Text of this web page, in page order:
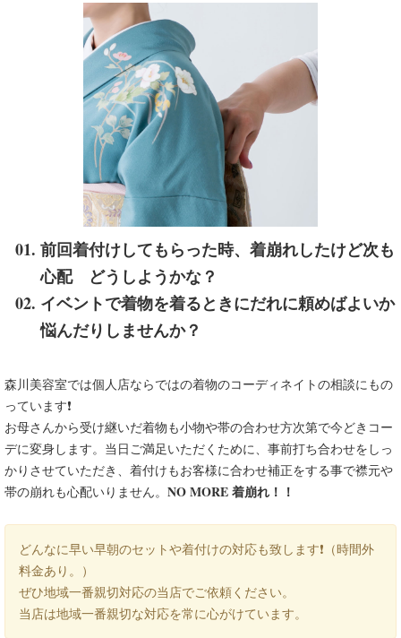
前回着付けしてもらった時、着崩れしたけど次も
心配 どうしようかな？
イベントで着物を着るときにだれに頼めばよいか
悩んだりしませんか？
森川美容室では個人店ならではの着物のコーディネイトの相談にもの
っています❗
お母さんから受け継いだ着物も小物や帯の合わせ方次第で今どきコー
デに変身します。当日ご満足いただくために、事前打ち合わせをしっ
かりさせていただき、着付けもお客様に合わせ補正をする事で襟元や
帯の崩れも心配いりません。 NO MORE 着崩れ！！
どんなに早い早朝のセットや着付けの対応も致します❗（時間外
料金あり。）
ぜひ地域一番親切対応の当店でご依頼ください。
当店は地域一番親切な対応を常に心がけています。